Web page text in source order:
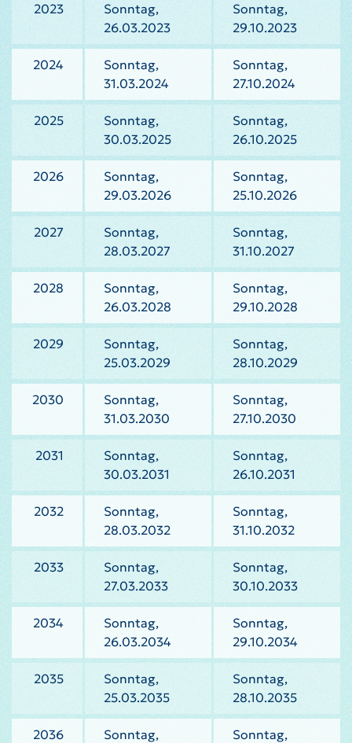
2023
Sonntag,
26.03.2023
Sonntag,
29.10.2023
2024
Sonntag,
31.03.2024
Sonntag,
27.10.2024
2025
Sonntag,
30.03.2025
Sonntag,
26.10.2025
2026
Sonntag,
29.03.2026
Sonntag,
25.10.2026
2027
Sonntag,
28.03.2027
Sonntag,
31.10.2027
2028
Sonntag,
26.03.2028
Sonntag,
29.10.2028
2029
Sonntag,
25.03.2029
Sonntag,
28.10.2029
2030
Sonntag,
31.03.2030
Sonntag,
27.10.2030
2031
Sonntag,
30.03.2031
Sonntag,
26.10.2031
2032
Sonntag,
28.03.2032
Sonntag,
31.10.2032
2033
Sonntag,
27.03.2033
Sonntag,
30.10.2033
2034
Sonntag,
26.03.2034
Sonntag,
29.10.2034
2035
Sonntag,
25.03.2035
Sonntag,
28.10.2035
2036
Sonntag,
Sonntag,